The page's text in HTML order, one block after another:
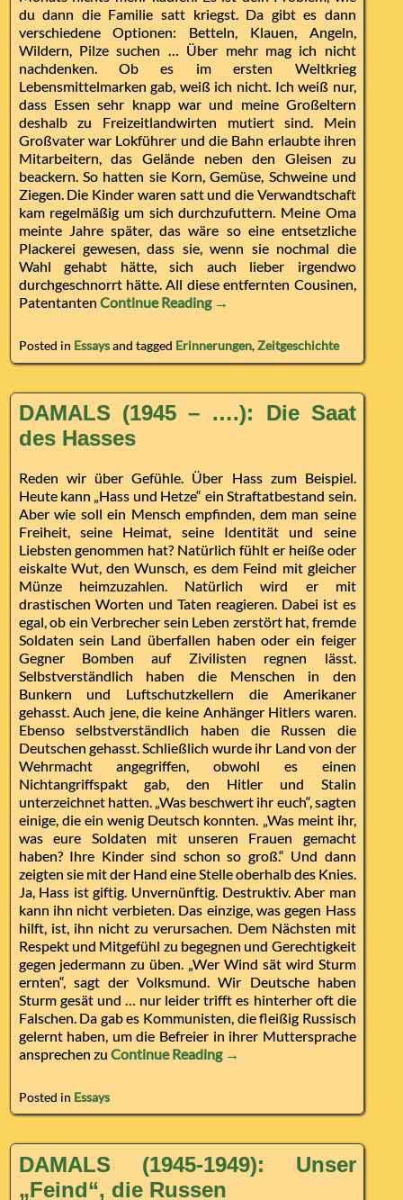
du dann die Familie satt kriegst. Da gibt es dann
verschiedene Optionen: Betteln, Klauen, Angeln,
Wildern, Pilze suchen … Über mehr mag ich nicht
nachdenken. Ob es im ersten Weltkrieg
Lebensmittelmarken gab, weiß ich nicht. Ich weiß nur,
dass Essen sehr knapp war und meine Großeltern
deshalb zu Freizeitlandwirten mutiert sind. Mein
Großvater war Lokführer und die Bahn erlaubte ihren
Mitarbeitern, das Gelände neben den Gleisen zu
beackern. So hatten sie Korn, Gemüse, Schweine und
Ziegen. Die Kinder waren satt und die Verwandtschaft
kam regelmäßig um sich durchzufuttern. Meine Oma
meinte Jahre später, das wäre so eine entsetzliche
Plackerei gewesen, dass sie, wenn sie nochmal die
Wahl gehabt hätte, sich auch lieber irgendwo
durchgeschnorrt hätte. All diese entfernten Cousinen,
Patentanten Continue Reading →
Posted in Essaysand tagged Erinnerungen,Zeitgeschichte
DAMALS (1945 – ….): Die Saat
des Hasses
Reden wir über Gefühle. Über Hass zum Beispiel.
Heute kann „Hass und Hetze“ ein Straftatbestand sein.
Aber wie soll ein Mensch empfinden, dem man seine
Freiheit, seine Heimat, seine Identität und seine
Liebsten genommen hat? Natürlich fühlt er heiße oder
eiskalte Wut, den Wunsch, es dem Feind mit gleicher
Münze heimzuzahlen. Natürlich wird er mit
drastischen Worten und Taten reagieren. Dabei ist es
egal, ob ein Verbrecher sein Leben zerstört hat, fremde
Soldaten sein Land überfallen haben oder ein feiger
Gegner Bomben auf Zivilisten regnen lässt.
Selbstverständlich haben die Menschen in den
Bunkern und Luftschutzkellern die Amerikaner
gehasst. Auch jene, die keine Anhänger Hitlers waren.
Ebenso selbstverständlich haben die Russen die
Deutschen gehasst. Schließlich wurde ihr Land von der
Wehrmacht angegriffen, obwohl es einen
Nichtangriffspakt gab, den Hitler und Stalin
unterzeichnet hatten. „Was beschwert ihr euch“, sagten
einige, die ein wenig Deutsch konnten. „Was meint ihr,
was eure Soldaten mit unseren Frauen gemacht
haben? Ihre Kinder sind schon so groß.“ Und dann
zeigten sie mit der Hand eine Stelle oberhalb des Knies.
Ja, Hass ist giftig. Unvernünftig. Destruktiv. Aber man
kann ihn nicht verbieten. Das einzige, was gegen Hass
hilft, ist, ihn nicht zu verursachen. Dem Nächsten mit
Respekt und Mitgefühl zu begegnen und Gerechtigkeit
gegen jedermann zu üben. „Wer Wind sät wird Sturm
ernten“, sagt der Volksmund. Wir Deutsche haben
Sturm gesät und … nur leider trifft es hinterher oft die
Falschen. Da gab es Kommunisten, die fleißig Russisch
gelernt haben, um die Befreier in ihrer Muttersprache
ansprechen zu Continue Reading →
Posted in Essays
DAMALS (1945-1949): Unser
„Feind“, die Russen